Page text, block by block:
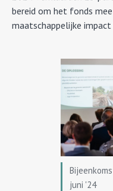
bereid om het fonds
maatschappelijke
juni '24